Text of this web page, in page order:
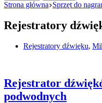
Strona główna Sprzęt do
Rejestratory
Rejestratory dźwięku,
Rejestrator
podwodnych